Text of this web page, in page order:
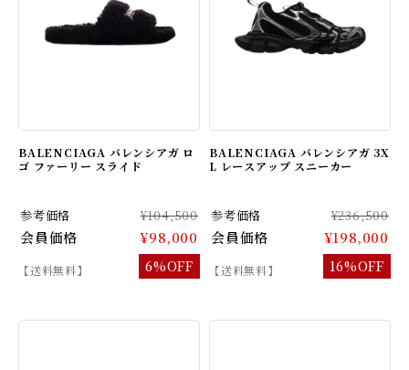
BALENCIAGA バレンシアガ ロ
ゴ ファーリー スライド
参考価格 ¥104,500
会員価格 ¥98,000
【送料無料】 6%OFF
BALENCIAGA バレンシアガ 3X
L レースアップ スニーカー
参考価格 ¥236,500
会員価格 ¥198,000
【送料無料】 16%OFF